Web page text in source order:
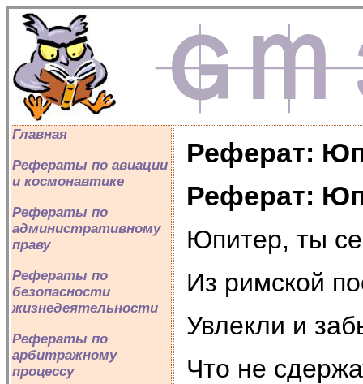
Главная
Рефераты по авиации
и космонавтике
Рефераты по
административному
праву
Рефераты по
безопасности
жизнедеятельности
Рефераты по
арбитражному
процессу
Реферат:
Реферат:
Юпитер, ты
Из римской
Увлекли и
Что не